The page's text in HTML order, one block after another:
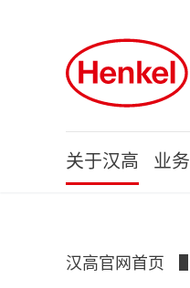
关于汉高 业务
汉高官网首页